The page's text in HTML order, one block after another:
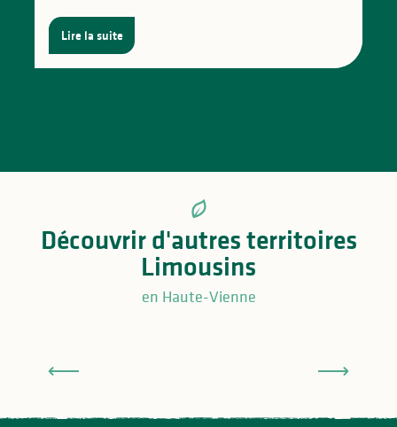
Lire la suite
Découvrir d'autres territoires
Limousins
en Haute-Vienne